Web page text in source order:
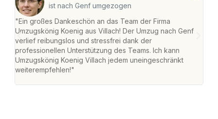
ist nach Genf umgezogen
"Ein großes Dankeschön an das Team der Firma
Umzugskönig Koenig aus Villach! Der Umzug nach Genf
verlief reibungslos und stressfrei dank der
professionellen Unterstützung des Teams. Ich kann
Umzugskönig Koenig Villach jedem uneingeschränkt
weiterempfehlen!"